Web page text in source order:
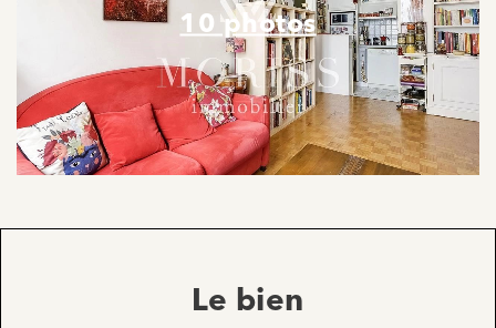
10 photos
Le bien